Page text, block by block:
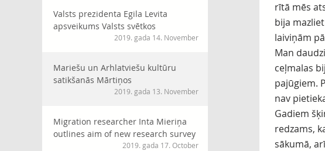
Valsts prezidenta Egila Levita
apsveikums Valsts svētkos
2019. gada 14. November
Mariešu un Arhlatviešu kultūru
satikšanās Mārtiņos
2019. gada 13. November
Migration researcher Inta Mieriņa
outlines aim of new research survey
2019. gada 17. October
rītā mēs
bija
laiviņām
Man
ceļmalas
pajūgiem.
nav
Gadiem
redzams,
sākumā,